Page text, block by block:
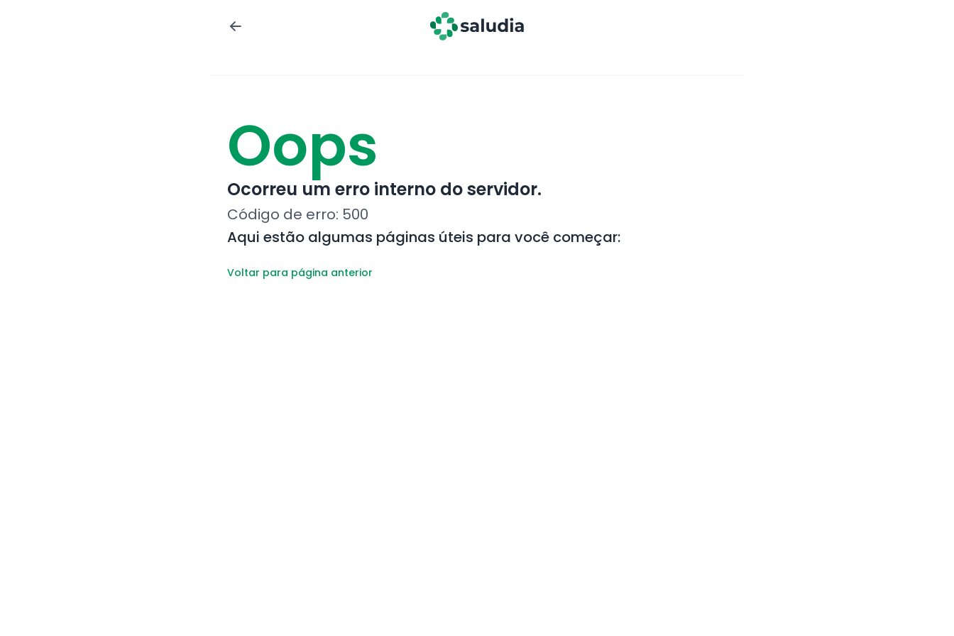
Oops
Ocorreu um erro interno do servidor.
Código de erro: 500
Aqui estão algumas páginas úteis para você começar:
Voltar para página anterior